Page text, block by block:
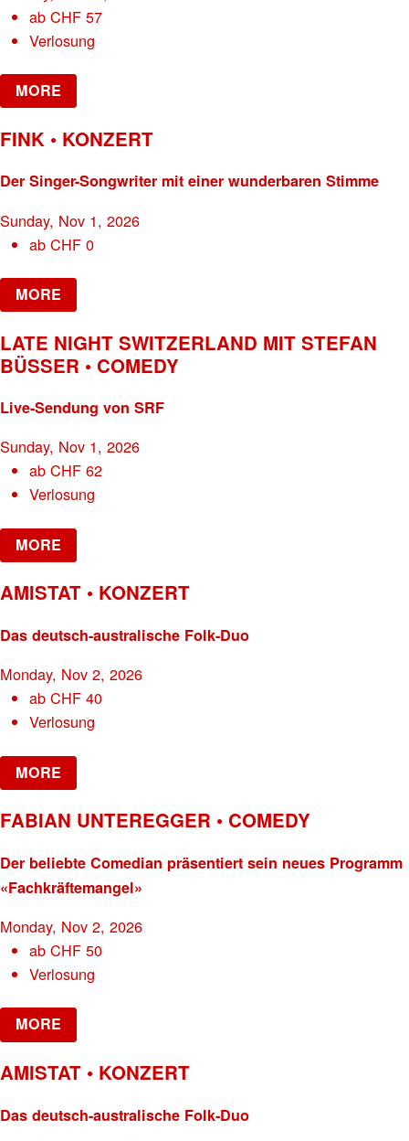
abCHF 57
Verlosung
MORE
FINK • KONZERT
Der Singer-Songwriter mit einer wunderbaren Stimme
Sunday, Nov 1, 2026
abCHF 0
MORE
LATE NIGHT SWITZERLAND MIT STEFAN
BÜSSER • COMEDY
Live-Sendung von SRF
Sunday, Nov 1, 2026
abCHF 62
Verlosung
MORE
AMISTAT • KONZERT
Das deutsch-australische Folk-Duo
Monday, Nov 2, 2026
abCHF 40
Verlosung
MORE
FABIAN UNTEREGGER • COMEDY
Der beliebte Comedian präsentiert sein neues Programm
«Fachkräftemangel»
Monday, Nov 2, 2026
abCHF 50
Verlosung
MORE
AMISTAT • KONZERT
Das deutsch-australische Folk-Duo